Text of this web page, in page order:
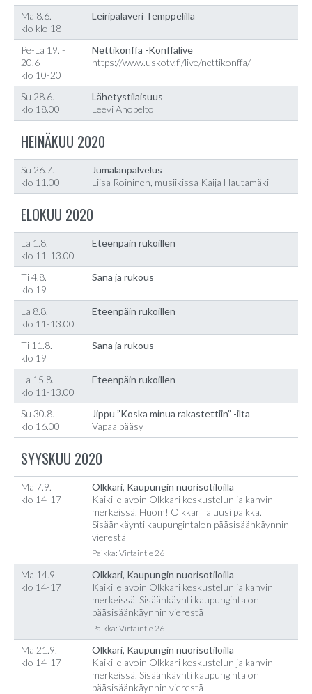
Ma 8.6.
klo klo 18
Leiripalaveri Temppelillä
Pe-La 19. -
20.6
klo 10-20
Nettikonffa -Konffalive
https://www.uskotv.fi/live/nettikonffa/
Su 28.6.
klo 18.00
Lähetystilaisuus
Leevi Ahopelto
HEINÄKUU 2020
Su 26.7.
klo 11.00
Jumalanpalvelus
Liisa Roininen, musiikissa Kaija Hautamäki
ELOKUU 2020
La 1.8.
klo 11-13.00
Eteenpäin rukoillen
Ti 4.8.
klo 19
Sana ja rukous
La 8.8.
klo 11-13.00
Eteenpäin rukoillen
Ti 11.8.
klo 19
Sana ja rukous
La 15.8.
klo 11-13.00
Eteenpäin rukoillen
Su 30.8.
klo 16.00
Jippu ”Koska minua rakastettiin” -ilta
Vapaa pääsy
SYYSKUU 2020
Ma 7.9.
klo 14-17
Olkkari, Kaupungin nuorisotiloilla
Kaikille avoin Olkkari keskustelun ja kahvin
merkeissä. Huom! Olkkarilla uusi paikka.
Sisäänkäynti kaupungintalon pääsisäänkäynnin
vierestä
Paikka: Virtaintie 26
Ma 14.9.
klo 14-17
Olkkari, Kaupungin nuorisotiloilla
Kaikille avoin Olkkari keskustelun ja kahvin
merkeissä. Sisäänkäynti kaupungintalon
pääsisäänkäynnin vierestä
Paikka: Virtaintie 26
Ma 21.9.
klo 14-17
Olkkari, Kaupungin nuorisotiloilla
Kaikille avoin Olkkari keskustelun ja kahvin
merkeissä. Sisäänkäynti kaupungintalon
pääsisäänkäynnin vierestä